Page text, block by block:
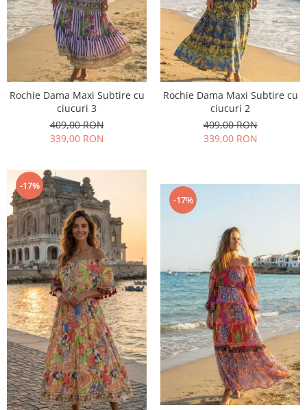
Rochie Dama Maxi Subtire cu
ciucuri 3
409,00 RON
339,00 RON
Rochie Dama Maxi Subtire cu
ciucuri 2
409,00 RON
339,00 RON
-17%
-17%